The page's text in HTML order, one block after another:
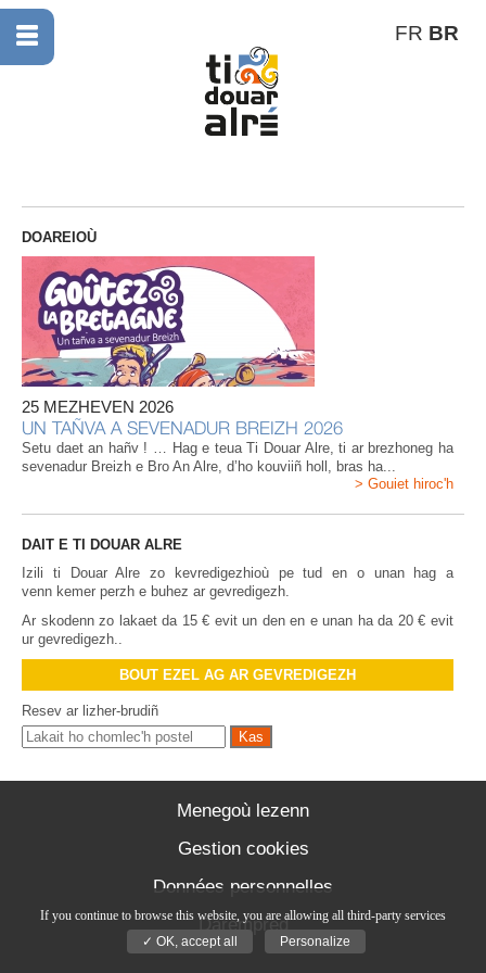
FR BR
DOAREIOÙ
25 MEZHEVEN 2026
UN TAÑVA A SEVENADUR BREIZH 2026
Setu daet an hañv ! … Hag e teua Ti Douar Alre, ti ar brezhoneg ha
sevenadur Breizh e Bro An Alre, d’ho kouviiñ holl, bras ha...
> Gouiet hiroc'h
DAIT E TI DOUAR ALRE
Izili ti Douar Alre zo kevredigezhioù pe tud en o unan hag a
venn kemer perzh e buhez ar gevredigezh.
Ar skodenn zo lakaet da 15 € evit un den en e unan ha da 20 € evit
ur gevredigezh..
BOUT EZEL AG AR GEVREDIGEZH
Resev ar lizher-brudiñ
Menegoù lezenn
Gestion cookies
Données personnelles
Darempred
If you continue to browse this website, you are allowing all third-party services
✓ OK, accept all
Personalize